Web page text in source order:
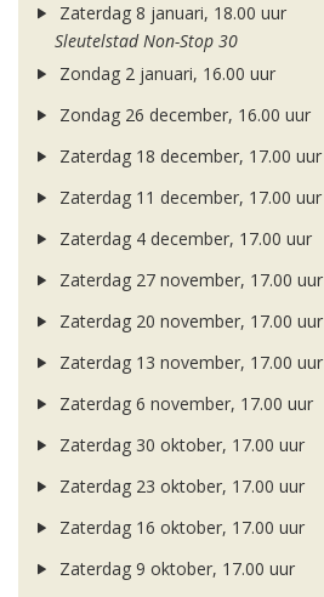
Zaterdag 8 januari, 18.00 uur
Sleutelstad Non-Stop 30
Zondag 2 januari, 16.00 uur
Zondag 26 december, 16.00 uur
Zaterdag 18 december, 17.00 uur
Zaterdag 11 december, 17.00 uur
Zaterdag 4 december, 17.00 uur
Zaterdag 27 november, 17.00 uur
Zaterdag 20 november, 17.00 uur
Zaterdag 13 november, 17.00 uur
Zaterdag 6 november, 17.00 uur
Zaterdag 30 oktober, 17.00 uur
Zaterdag 23 oktober, 17.00 uur
Zaterdag 16 oktober, 17.00 uur
Zaterdag 9 oktober, 17.00 uur